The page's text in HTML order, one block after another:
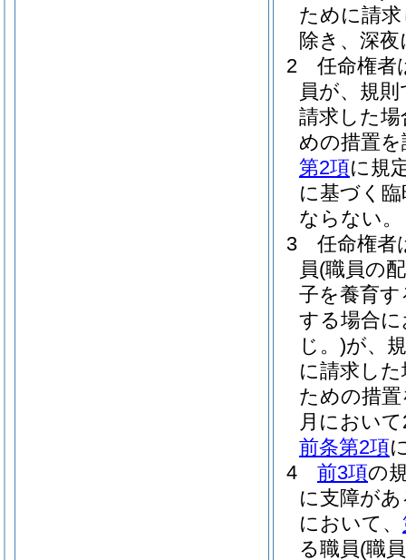
ために請
除き、深
2
任命権者
員が、規
請求した
めの措置
第2項に規
に基づく
ならない。
3
任命権者
員(職員の
子を養育
する場合
じ。)が、
に請求し
ための措
月におい
前条第2項
4
前3項の
に支障が
において、
る職員(職